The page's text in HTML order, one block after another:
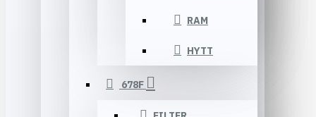
RAM
HYTT
678F